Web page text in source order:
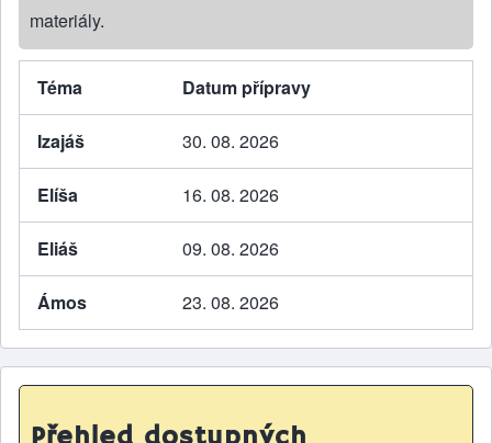
materiály.
Téma Datum přípravy
Izajáš 30. 08. 2026
Elíša 16. 08. 2026
Eliáš 09. 08. 2026
Ámos 23. 08. 2026